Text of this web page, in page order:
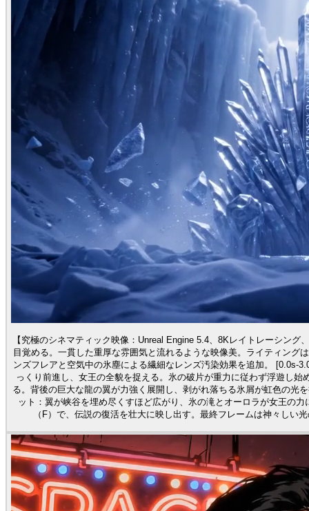
【究極のシネマティック映像：Unreal Engine 5.4、8Kレイトレーシン
目覚める。一貫した重厚な雰囲気と流れるような映像美。ライティン
ンズフレアと空気中の氷塵による繊細なレンズ汚染効果を追加。 [0.0s-
っくり前進し、女王の全貌を捉える。氷の破片が重力に従わず浮遊し
る。背後の巨大な龍の翼が力強く展開し、剥がれ落ちる氷屑が虹色の光
ット：翼が峡谷を埋め尽くすほど広がり、氷の滝とオーロラが女王の
（F）で、伝説の復活を壮大に映し出す。最終フレームは神々しい